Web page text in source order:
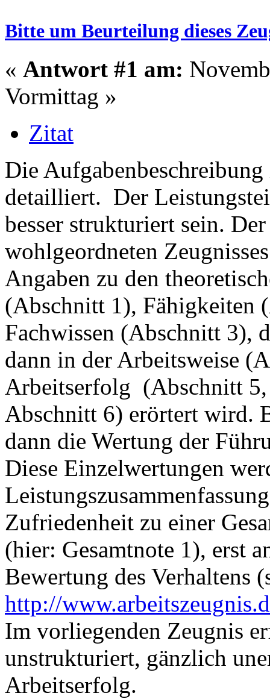
Bitte um Beurteilung dieses
« Antwort #1 am:
Vormittag »
Zitat
Die
detailliert. Der
besser strukturiert sein.
wohlgeordneten
Angaben zu den
(Abschnitt 1), Fähigkeiten
Fachwissen (Abschnitt 3),
dann in der Arbeitsweise
Arbeitserfolg (Abschnitt 5,
Abschnitt 6) erörtert wird.
dann die Wertung der
Diese Einzelwertungen
Zufriedenheit zu einer
(hier: Gesamtnote 1), erst
Bewertung des Verhaltens
http://
Im vorliegenden Zeugnis
unstrukturiert, gänzlich
Arbeitserfolg.